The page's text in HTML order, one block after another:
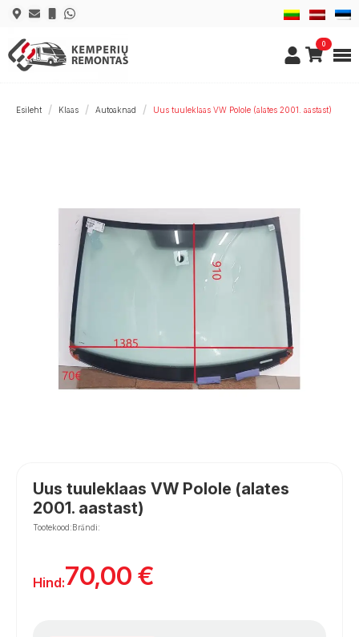
0
Esileht Klaas Autoaknad Uus tuuleklaas VW Polole (alates 2001. aastast)
Uus tuuleklaas VW Polole (alates
2001. aastast)
Tootekood:Brändi:
Hind:70,00 €